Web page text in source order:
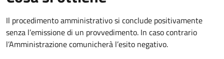
Il procedimento amministrativo si conclude positivamente
senza l’emissione di un provvedimento. In caso contrario
l’Amministrazione comunicherà l’esito negativo.